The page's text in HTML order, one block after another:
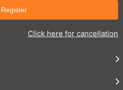
Click here for cancellation